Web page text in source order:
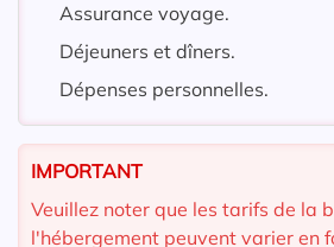
Assurance voyage.
Déjeuners et dîners.
Dépenses personnelles.
IMPORTANT
Veuillez noter que les tarifs de la
l'hébergement peuvent varier en